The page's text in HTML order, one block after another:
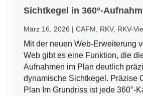
Sichtkegel in 360°-
März 16, 2026 |CAFM RKV, RKV-
Mit der neuen Web-Erweiterung
Web gibt es eine Funktion, die
Aufnahmen im Plan deutlich
dynamische Sichtkegel. Präzise
Plan Im Grundriss ist jede 360°-